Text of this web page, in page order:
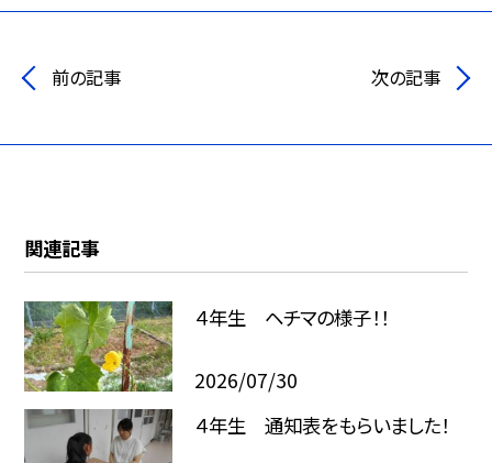
前の記事 次の記事
関連記事
４年生 ヘチマの様子！！
2026/07/30
４年生 通知表をもらいました！